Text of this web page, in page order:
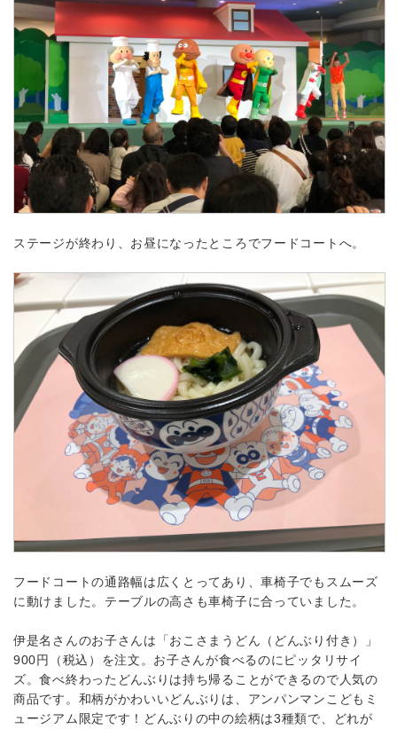
ステージが終わり、お昼になったところでフードコートへ。
フードコートの通路幅は広くとってあり、車椅子でもスムーズ
に動けました。テーブルの高さも車椅子に合っていました。
伊是名さんのお子さんは「おこさまうどん（どんぶり付き）」
900円（税込）を注文。お子さんが食べるのにピッタリサイ
ズ。食べ終わったどんぶりは持ち帰ることができるので人気の
商品です。和柄がかわいいどんぶりは、アンパンマンこどもミ
ュージアム限定です！どんぶりの中の絵柄は3種類で、どれが